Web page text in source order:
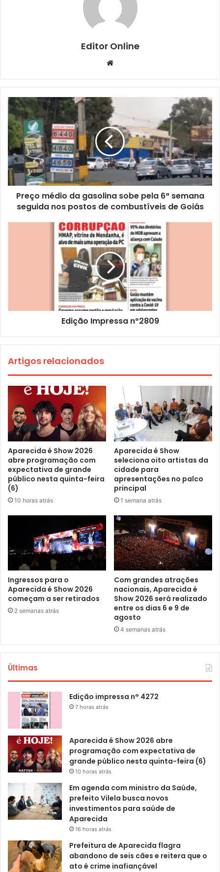
Editor Online
Preço médio da gasolina sobe pela 6ª semana
seguida nos postos de combustíveis de Goiás
Edição Impressa nº2809
Artigos relacionados
Aparecida é Show 2026
abre programação com
expectativa de grande
público nesta quinta-feira
(6)
10 horas atrás
Aparecida é Show
seleciona oito artistas da
cidade para
apresentações no palco
principal
1 semana atrás
Ingressos para o
Aparecida é Show 2026
começam a ser retirados
2 semanas atrás
Com grandes atrações
nacionais, Aparecida é
Show 2026 será realizado
entre os dias 6 e 9 de
agosto
4 semanas atrás
Últimas
Edição impressa n° 4272
7 horas atrás
Aparecida é Show 2026 abre
programação com expectativa de
grande público nesta quinta-feira (6)
10 horas atrás
Em agenda com ministro da Saúde,
prefeito Vilela busca novos
investimentos para saúde de
Aparecida
16 horas atrás
Prefeitura de Aparecida flagra
abandono de seis cães e reitera que o
ato é crime inafiançável